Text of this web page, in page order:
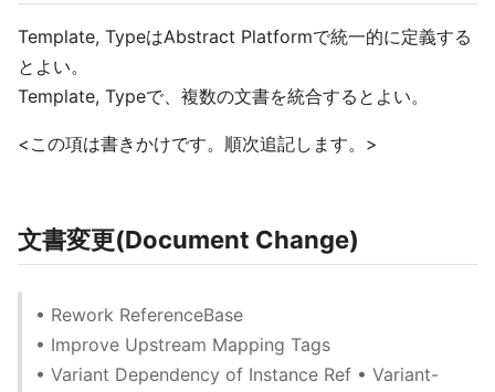
Template, TypeはAbstract Platformで統一的に定義する
とよい。
Template, Typeで、複数の文書を統合するとよい。
<この項は書きかけです。順次追記します。>
文書変更(Document Change)
• Rework ReferenceBase
• Improve Upstream Mapping Tags
• Variant Dependency of Instance Ref • Variant-